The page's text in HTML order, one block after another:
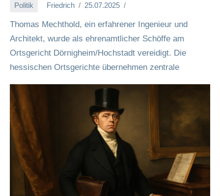
Politik Friedrich 25.07.2025
Thomas Mechthold, ein erfahrener Ingenieur und
Architekt, wurde als ehrenamtlicher Schöffe am
Ortsgericht Dörnigheim/Hochstadt vereidigt. Die
hessischen Ortsgerichte übernehmen zentrale